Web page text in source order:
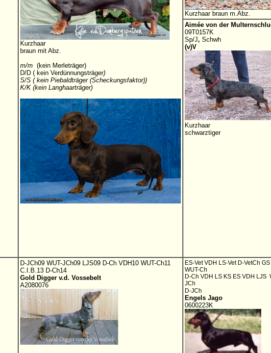
Kurzhaar
braun mit Abz.
m/m (kein Merleträger)
D/D ( kein Verdünnungsträger)
S/S ( kein Piebaldträger (Scheckungsfaktor))
K/K (kein Langhaarträger)
Kurzhaar braun m.Abz.
Aimée von der
09T0157K
Sp/J, Schwh
(v)V
Kurzhaar
schwarztiger
D-JCh09 WUT-JCh09 LJS09 D-Ch VDH10 WUT-Ch11
C.I.B.13 D-Ch14
Gold Digger v.d. Vossebelt
A2080076
ES-Vet VDH LS-Vet D-VetCh
WUT-Ch
D-Ch VDH LS KS ES VDH LJS
JCh
D-JCh
Engels Jago
0600223K